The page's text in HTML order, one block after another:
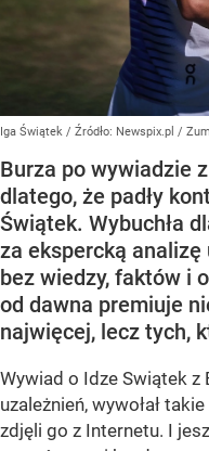
Iga Świątek / Źródło: Newspix.pl /
Burza po wywiadzie z
dlatego, że padły
Świątek. Wybuchła
za ekspercką analizę
bez wiedzy, faktów i
od dawna premiuje
najwięcej, lecz tych,
Wywiad o Idze Swiątek z
uzależnień, wywołał
zdjęli go z Internetu. I